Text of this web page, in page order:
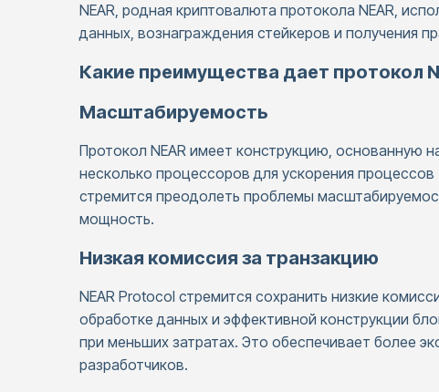
NEAR, родная криптовалюта протокола NEAR,
данных, вознаграждения стейкеров и получения
Какие преимущества дает протокол
Масштабируемость
Протокол NEAR имеет конструкцию, основанную
несколько процессоров для ускорения
стремится преодолеть проблемы
мощность.
Низкая комиссия за транзакцию
NEAR Protocol стремится сохранить низкие
обработке данных и эффективной конструкции
при меньших затратах. Это обеспечивает более
разработчиков.